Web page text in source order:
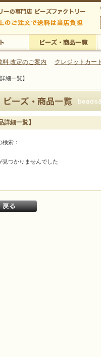
・アクセサリーの専門店
ーの専門店 ビーズファクトリー
ー 5,000円以上のご注文で送料は
料 改定のご案内 クレジットカー
細一覧】
詳細一覧】
検索：
見つかりませんでした